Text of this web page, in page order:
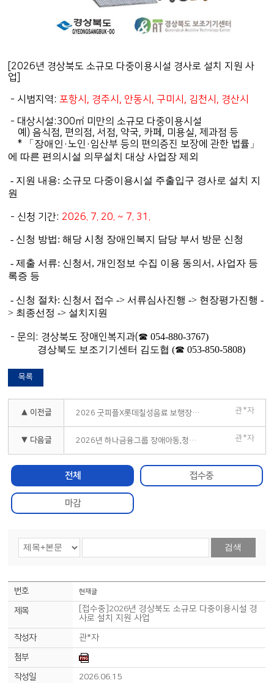
[2026년 경상북도 소규모 다중이용시설 경사로 설치 지원 사
업]
- 시범지역:포항시, 경주시, 안동시, 구미시, 김천시, 경산시
- 대상시설:300㎡ 미만의 소규모 다중이용시설
예) 음식점, 편의점, 서점, 약국, 카페, 미용실, 제과점 등
*
「장애인 ·노인 ·임산부 등의 편의증진 보장에 관한 법률 」
에 따른 편의시설 의무설치 대상 사업장 제외
- 지원 내용: 소규모 다중이용시설 주출입구 경사로 설치 지
원
- 신청 기간: 2026. 7. 20. ~ 7. 31.
- 신청 방법: 해당 시청 장애인복지 담당 부서 방문 신청
- 제출 서류: 신청서, 개인정보 수집 이용 동의서, 사업자 등
록증 등
- 신청 절차: 신청서 접수 -> 서류심사진행 -> 현장평가진행 -
> 최종선정 -> 설치지원
- 문의: 경상북도 장애인복지과(☎ 054-880-3767)
경상북도 보조기기센터 김도협 (☎ 053-850-5808)
목록
▲ 이전글 2026 굿피플X롯데칠성음료 보행장애아동 맞춤형 보조기구 지원사업 관*자
▼ 다음글 2026년 하나금융그룹 장애아동,청소년 학습 보조기구 지원사업 관*자
전체 접수중
마감
검색
현재글
[접수중]2026년 경상북도 소규모 다중이용시설 경
사로 설치 지원 사업
관*자
2026.06.15